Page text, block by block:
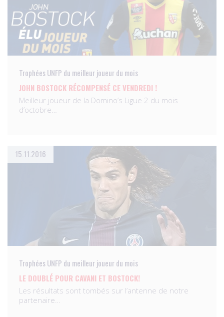
Trophées UNFP du meilleur joueur du mois
JOHN BOSTOCK RÉCOMPENSÉ CE VENDREDI !
Meilleur joueur de la Domino’s Ligue 2 du mois
d’octobre…
15.11.2016
Trophées UNFP du meilleur joueur du mois
LE DOUBLÉ POUR CAVANI ET BOSTOCK!
Les résultats sont tombés sur l’antenne de notre
partenaire…